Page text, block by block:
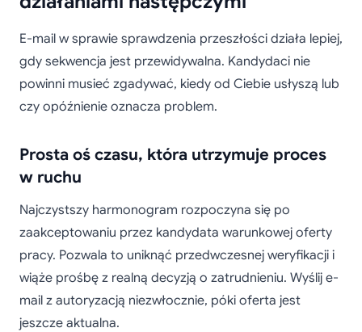
E-mail w sprawie sprawdzenia przeszłości działa lepiej,
gdy sekwencja jest przewidywalna. Kandydaci nie
powinni musieć zgadywać, kiedy od Ciebie usłyszą lub
czy opóźnienie oznacza problem.
Prosta oś czasu, która utrzymuje proces
w ruchu
Najczystszy harmonogram rozpoczyna się po
zaakceptowaniu przez kandydata warunkowej oferty
pracy. Pozwala to uniknąć przedwczesnej weryfikacji i
wiąże prośbę z realną decyzją o zatrudnieniu. Wyślij e-
mail z autoryzacją niezwłocznie, póki oferta jest
jeszcze aktualna.